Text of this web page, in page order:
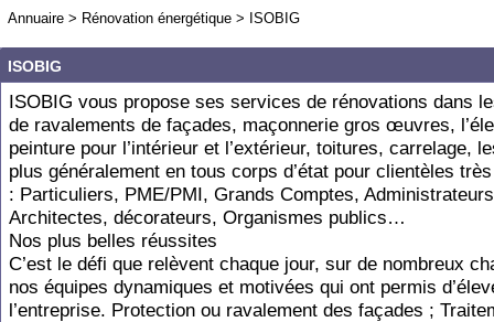
Annuaire > Rénovation énergétique > ISOBIG
ISOBIG
ISOBIG vous propose ses services de rénovations dans
de ravalements de façades, maçonnerie gros œuvres,
peinture pour l’intérieur et l’extérieur, toitures, carrelage,
plus généralement en tous corps d’état pour clientèles
: Particuliers, PME/PMI, Grands Comptes,
Architectes, décorateurs, Organismes publics…
Nos plus belles réussites
C’est le défi que relèvent chaque jour, sur de nombreux
nos équipes dynamiques et motivées qui ont permis
l’entreprise. Protection ou ravalement des façades ;